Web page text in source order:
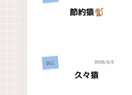
雑記